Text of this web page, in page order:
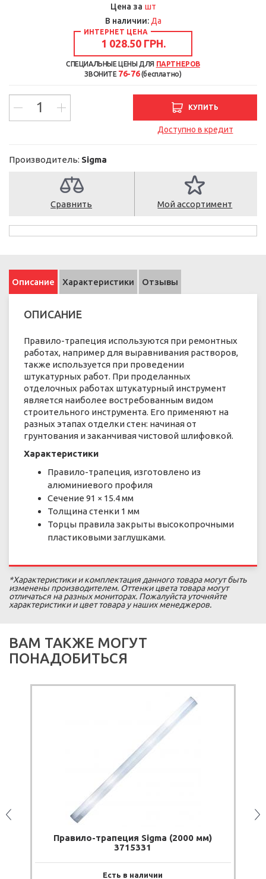
Цена за шт
В наличии: Да
ИНТЕРНЕТ ЦЕНА
1 028.50 ГРН.
СПЕЦИАЛЬНЫЕ ЦЕНЫ ДЛЯ ПАРТНЕРОВ
ЗВОНИТЕ 76-76(бесплатно)
КУПИТЬ
Доступно в кредит
Производитель: Sigma
Сравнить Мой ассортимент
Описание Характеристики Отзывы
ОПИСАНИЕ
Правило-трапеция используются при ремонтных
работах, например для выравнивания растворов,
также используется при проведении
штукатурных работ. При проделанных
отделочных работах штукатурный инструмент
является наиболее востребованным видом
строительного инструмента. Его применяют на
разных этапах отделки стен: начиная от
грунтования и заканчивая чистовой шлифовкой.
Характеристики
Правило-трапеция, изготовлено из
алюминиевого профиля
Сечение 91 × 15.4 мм
Толщина стенки 1 мм
Торцы правила закрыты высокопрочными
пластиковыми заглушками.
*Характеристики и комплектация данного товара могут быть
изменены производителем. Оттенки цвета товара могут
отличаться на разных мониторах. Пожалуйста уточняйте
характеристики и цвет товара у наших менеджеров.
ВАМ ТАКЖЕ МОГУТ
ПОНАДОБИТЬСЯ
Правило-трапеция Sigma (2000 мм)
3715331
Есть в наличии